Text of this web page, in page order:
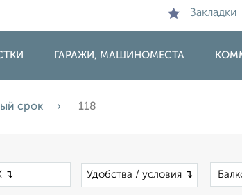
Закладки
ГАРАЖИ, МАШИНОМЕСТА
срок 118
Удобства / условия ↴